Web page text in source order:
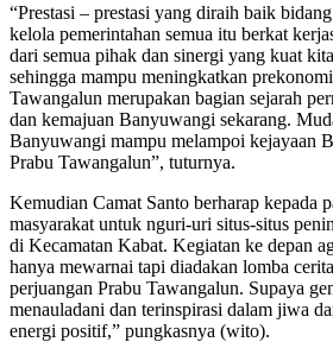
“Prestasi – prestasi yang diraih baik
kelola pemerintahan semua itu berkat
dari semua pihak dan sinergi yang kuat
sehingga mampu meningkatkan
Tawangalun merupakan bagian sejarah
dan kemajuan Banyuwangi sekarang.
Banyuwangi mampu melampoi kejayaan
Prabu Tawangalun”, tuturnya.
Kemudian Camat Santo berharap kepada
masyarakat untuk nguri-uri situs-situs
di Kecamatan Kabat. Kegiatan ke depan
hanya mewarnai tapi diadakan lomba
perjuangan Prabu Tawangalun. Supaya
menauladani dan terinspirasi dalam jiwa
energi positif,” pungkasnya (wito).